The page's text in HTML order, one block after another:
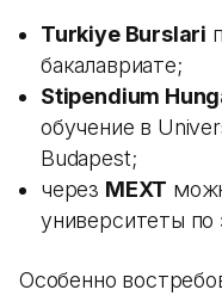
Turkiye Burslari
бакалавриате;
Stipendium
обучение в
Budapest;
через MEXT
университеты
Особенно